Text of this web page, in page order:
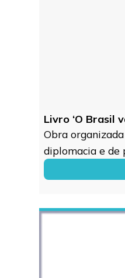
Livro ‘O Brasil
Obra
diplomacia e de